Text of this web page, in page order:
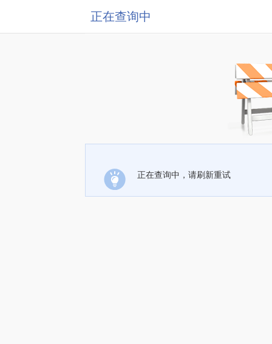
正在查询中
正在查询中，请刷新重试